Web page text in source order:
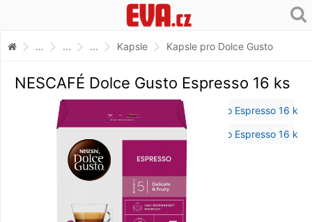
... ... ... Kapsle Kapsle pro Dolce Gusto
NESCAFÉ Dolce Gusto Espresso 16 ks